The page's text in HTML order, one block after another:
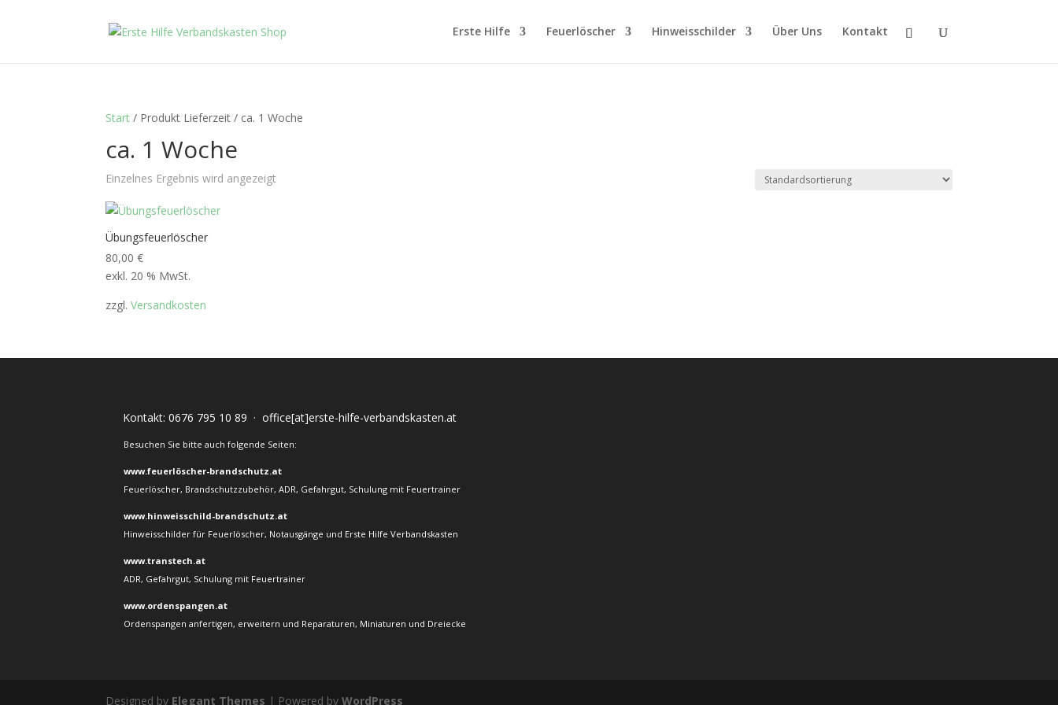
Erste Hilfe Feuerlöscher Hinweisschilder Über Uns Kontakt
Start / Produkt Lieferzeit / ca. 1 Woche
ca. 1 Woche
Einzelnes Ergebnis wird angezeigt
Übungsfeuerlöscher
80,00€
exkl. 20 % MwSt.
zzgl.Versandkosten
Kontakt:0676 795 10 89 ·office[at]erste-hilfe-verbandskasten.at
Besuchen Sie bitte auch folgende Seiten:
www.feuerlöscher-brandschutz.at
Feuerlöscher, Brandschutzzubehör, ADR, Gefahrgut, Schulung mit Feuertrainer
www.hinweisschild-brandschutz.at
Hinweisschilder für Feuerlöscher, Notausgänge und Erste Hilfe Verbandskasten
www.transtech.at
ADR, Gefahrgut, Schulung mit Feuertrainer
www.ordenspangen.at
Ordenspangen anfertigen, erweitern und Reparaturen, Miniaturen und Dreiecke
Designed by Elegant Themes | Powered byWordPress